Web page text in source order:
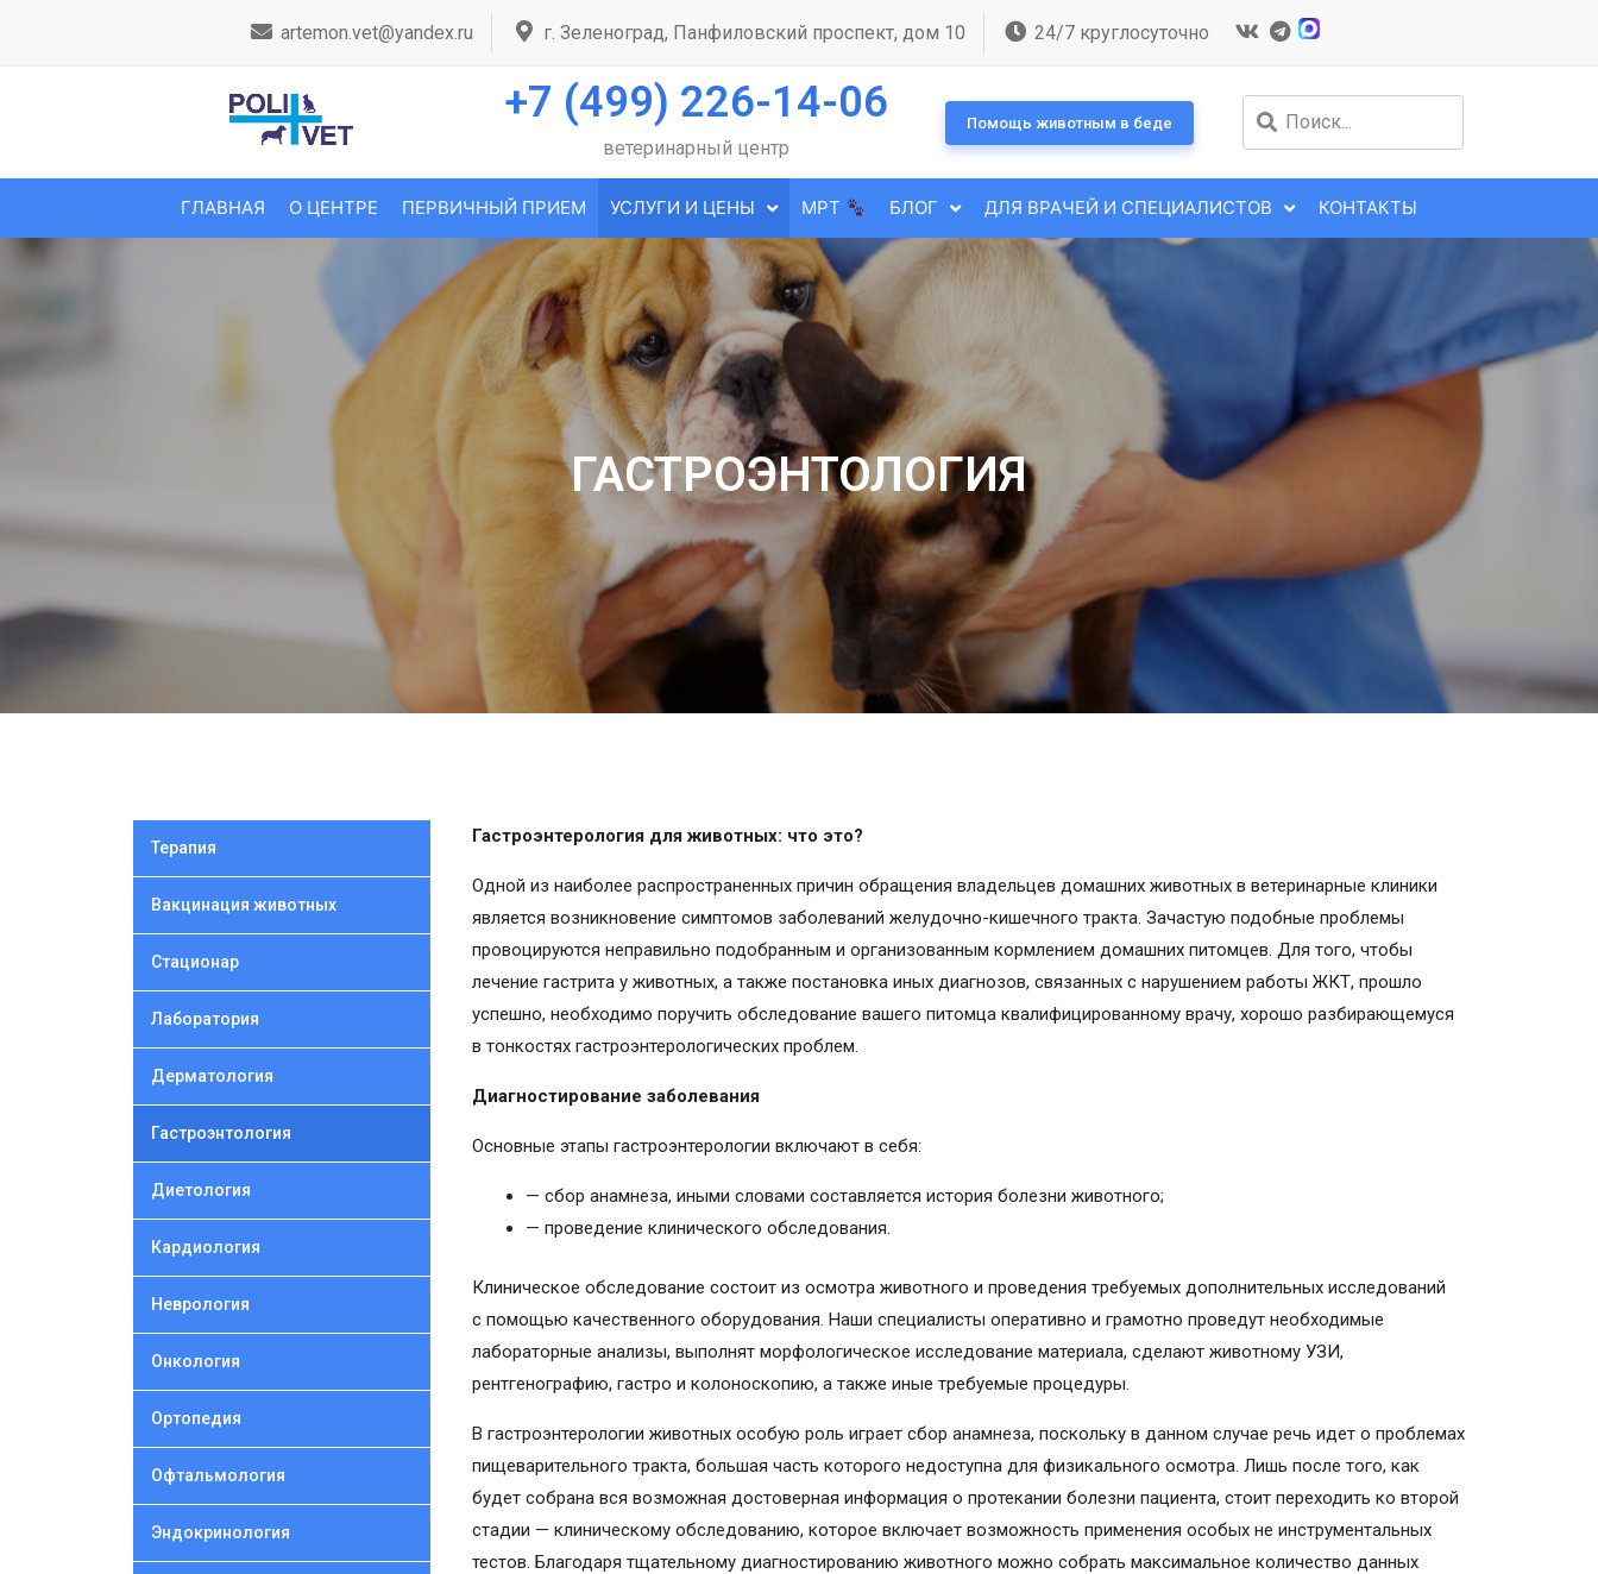
artemon.vet@yandex.ru г. Зеленоград, Панфиловский проспект, дом 10 24/7 круглосуточно
+7 (499) 226-14-06
ветеринарный центр
Помощь животным в беде
ГЛАВНАЯ О ЦЕНТРЕ ПЕРВИЧНЫЙ ПРИЕМ УСЛУГИ И ЦЕНЫ МРТ БЛОГ ДЛЯ ВРАЧЕЙ И СПЕЦИАЛИСТОВ КОНТАКТЫ
ГАСТРОЭНТОЛОГИЯ
Терапия
Вакцинация животных
Стационар
Лаборатория
Дерматология
Гастроэнтология
Диетология
Кардиология
Неврология
Онкология
Ортопедия
Офтальмология
Эндокринология
Гастроэнтерология для животных: что это?
Одной из наиболее распространенных причин обращения владельцев домашних животных в ветеринарные клиники
является возникновение симптомов заболеваний желудочно-кишечного тракта. Зачастую подобные проблемы
провоцируются неправильно подобранным и организованным кормлением домашних питомцев. Для того, чтобы
лечение гастрита у животных, а также постановка иных диагнозов, связанных с нарушением работы ЖКТ, прошло
успешно, необходимо поручить обследование вашего питомца квалифицированному врачу, хорошо разбирающемуся
в тонкостях гастроэнтерологических проблем.
Диагностирование заболевания
Основные этапы гастроэнтерологии включают в себя:
— сбор анамнеза, иными словами составляется история болезни животного;
— проведение клинического обследования.
Клиническое обследование состоит из осмотра животного и проведения требуемых дополнительных исследований
с помощью качественного оборудования. Наши специалисты оперативно и грамотно проведут необходимые
лабораторные анализы, выполнят морфологическое исследование материала, сделают животному УЗИ,
рентгенографию, гастро и колоноскопию, а также иные требуемые процедуры.
В гастроэнтерологии животных особую роль играет сбор анамнеза, поскольку в данном случае речь идет о проблемах
пищеварительного тракта, большая часть которого недоступна для физикального осмотра. Лишь после того, как
будет собрана вся возможная достоверная информация о протекании болезни пациента, стоит переходить ко второй
стадии — клиническому обследованию, которое включает возможность применения особых не инструментальных
тестов. Благодаря тщательному диагностированию животного можно собрать максимальное количество данных